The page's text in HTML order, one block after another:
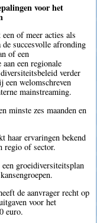
voor het
of meer acties als
succesvolle afronding
of een
een regionale
verder
een welomschreven
mainstreaming.
minste zes maanden en
haar ervaringen bekend
regio of sector.
groeidiversiteitsplan
de aanvrager recht op
voor het
euro.